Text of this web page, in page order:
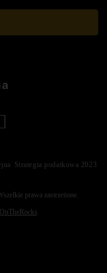
Strategia podatkowa 2023
prawa zastrzeżone.
OnTheRocks